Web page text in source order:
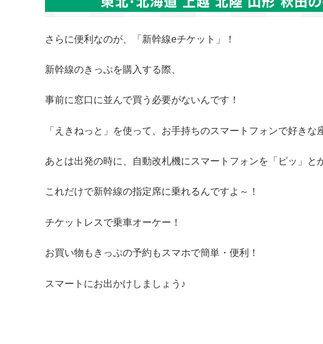
さらに便利なのが、「新幹線eチケット」！
新幹線のきっぷを購入する際、
事前に窓口に並んで買う必要がないんです！
「えきねっと」を使って、お手持ちのスマートフォンで好きな
あとは出発の時に、自動改札機にスマートフォンを「ピッ」と
これだけで新幹線の指定席に乗れるんですよ～！
チケットレスで乗車オーケー！
お買い物もきっぷの予約もスマホで簡単・便利！
スマートにお出かけしましょう♪